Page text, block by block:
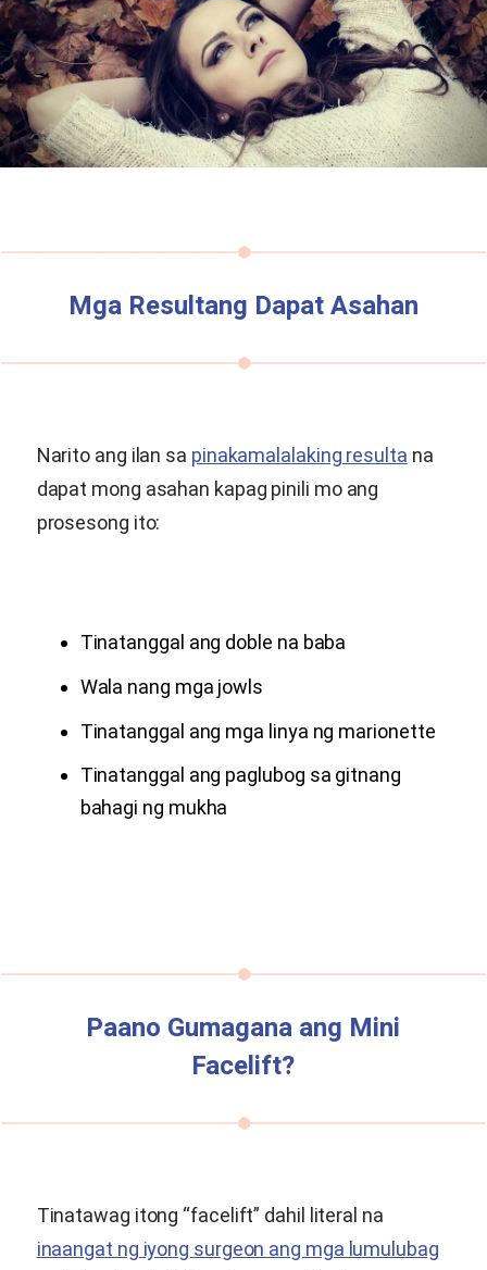
Mga Resultang Dapat Asahan
Narito ang ilan sa pinakamalalaking resulta na
dapat mong asahan kapag pinili mo ang
prosesong ito:
Tinatanggal ang doble na baba
Wala nang mga jowls
Tinatanggal ang mga linya ng marionette
Tinatanggal ang paglubog sa gitnang
bahagi ng mukha
Paano Gumagana ang Mini
Facelift?
Tinatawag itong “facelift” dahil literal na
inaangat ng iyong surgeon ang mga lumulubag